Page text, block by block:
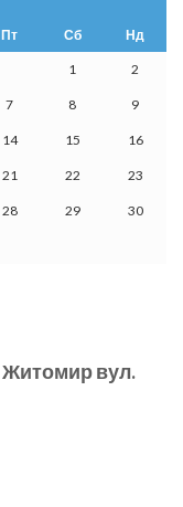
Пт Сб Нд
1 2
7 8 9
14 15 16
21 22 23
28 29 30
Житомир вул.